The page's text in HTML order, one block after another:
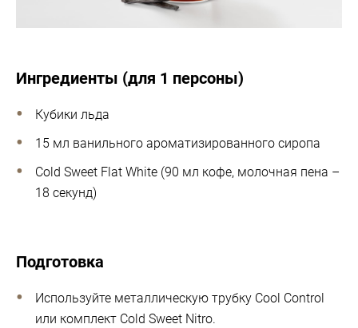
Ингредиенты (для 1 персоны)
Кубики льда
15 мл ванильного ароматизированного сиропа
Cold Sweet Flat White (90 мл кофе, молочная пена –
18 секунд)
Подготовка
Используйте металлическую трубку Cool Control
или комплект Cold Sweet Nitro.